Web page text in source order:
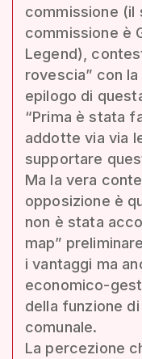
commissione (il
commissione è
Legend),
rovescia” con
epilogo di
“Prima è stata
addotte via via
supportare
Ma la vera
opposizione è
non è stata
map”
i vantaggi ma
economico-
della funzione
comunale.
La percezione